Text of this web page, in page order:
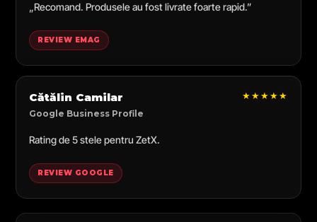
„Recomand. Produsele au fost livrate foarte rapid.”
REVIEW EMAG
Cătălin Camilar
Google Business Profile
★★★★★
Rating de 5 stele pentru ZetX.
REVIEW GOOGLE